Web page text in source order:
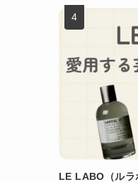
LE LABO（ルラ